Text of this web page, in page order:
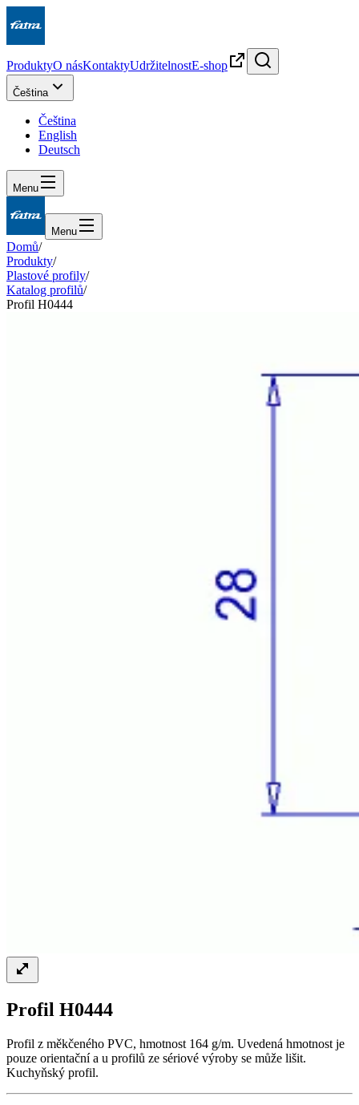
ProduktyO násKontaktyUdržitelnostE-shop
Čeština
Čeština
English
Deutsch
Menu
Menu
Domů/
Produkty/
Plastové profily/
Katalog profilů/
Profil H0444
Profil H0444
Profil z měkčeného PVC, hmotnost 164 g/m. Uvedená hmotnost je
pouze orientační a u profilů ze sériové výroby se může lišit.
Kuchyňský profil.